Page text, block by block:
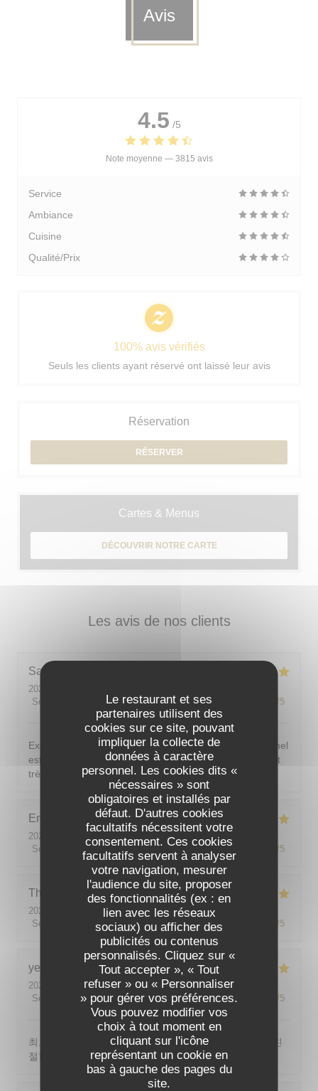
Le restaurant et ses
partenaires utilisent des
cookies sur ce site, pouvant
impliquer la collecte de
données à caractère
personnel. Les cookies dits «
nécessaires » sont
obligatoires et installés par
défaut. D'autres cookies
facultatifs nécessitent votre
consentement. Ces cookies
facultatifs servent à analyser
votre navigation, mesurer
l'audience du site, proposer
des fonctionnalités (ex : en
lien avec les réseaux
sociaux) ou afficher des
publicités ou contenus
personnalisés. Cliquez sur «
Tout accepter », « Tout
refuser » ou « Personnaliser
» pour gérer vos préférences.
Vous pouvez modifier vos
choix à tout moment en
cliquant sur l'icône
représentant un cookie en
bas à gauche des pages du
site.
Avis
Les avis de nos clients
Sarah-Lou
2026-08-03
Service
Ambiance: 5/5 Cuisine: 5/5 Qualité / Prix /5
Excellent ! Tout est délicieux, bien présentés, le personnel
est vraiment au top : accueillant, souriant, attentionné et
très professionnel. Je recommande sans hésiter !
Emilie
2026-08-05
- 20:30 - Couverts 2
Service
/5 Ambiance: 5 /5 Cuisine: 5 /5 Qualité / Prix /5
Theo
2026-08-01
- 19:00 - Couverts 2
Service
Ambiance: 5 /5 Cuisine: 5/5 Qualité / Prix /5
yeonghun
2026-08-03
- 19:00 - Couverts 4
Service
/5 Ambiance: 5/5 Cuisine: 5/5 Qualité / Prix /5
최고의 분위기, 최고의 맛, 프랑스어가 서툴지만 서버가 친
절함
4.5 /5
Note moyenne — 3815 avis
Service
Ambiance
Cuisine
Qualité/Prix
100% avis vérifiés
Seuls les clients ayant réservé ont laissé leur avis
Réservation
RÉSERVER
Cartes & Menus
DÉCOUVRIR NOTRE CARTE